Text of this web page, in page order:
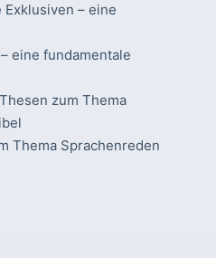
Exklusiven – eine
eine fundamentale
zum Thema
Thema Sprachenreden